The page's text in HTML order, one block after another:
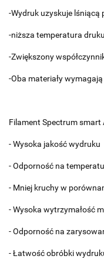
-Wydruk uzyskuje lśniącą
-niższa temperatura druku
-Zwiększony
-Oba materiały
Filament Spectrum smart
- Wysoka jakość wydruku
- Odporność na
- Mniej kruchy w
- Wysoka wytrzymałość
- Odporność na
- Łatwość obróbki